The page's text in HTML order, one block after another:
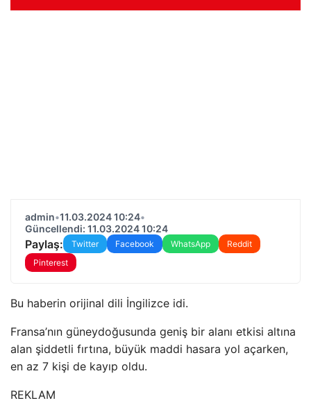
admin•11.03.2024 10:24•
Güncellendi: 11.03.2024 10:24
Paylaş: Twitter Facebook WhatsApp
Reddit
Pinterest
Bu haberin orijinal dili İngilizce idi.
Fransa’nın güneydoğusunda geniş bir alanı etkisi altına
alan şiddetli fırtına, büyük maddi hasara yol açarken,
en az 7 kişi de kayıp oldu.
REKLAM